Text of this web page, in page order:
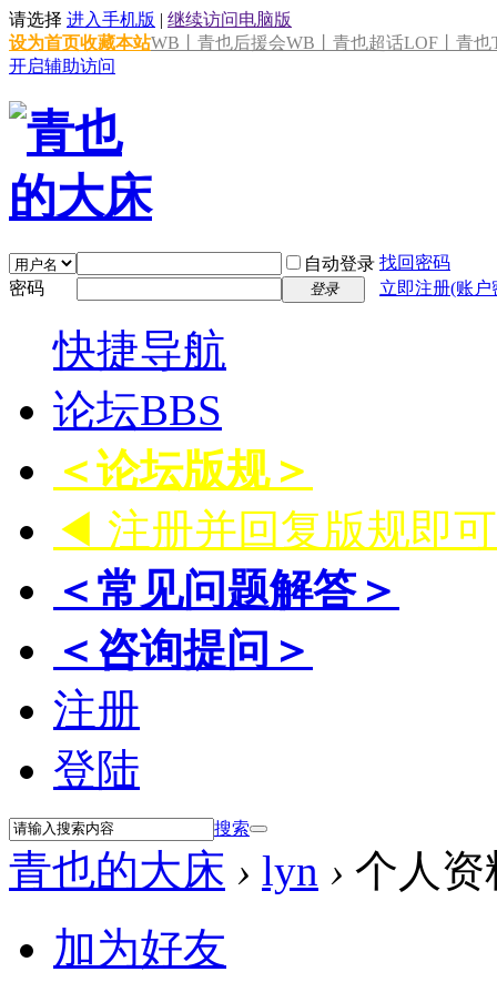
请选择 进入手机版 | 继续访问电脑版
设为首页收藏本站WB丨青也后援会WB丨青也超话LOF丨青也
开启辅助访问
自动登录 找回密码
密码
登录 立即注册(账
快捷导航
论坛BBS
＜论坛版规＞
◀ 注册并回复版规即
＜常见问题解答＞
＜咨询提问＞
注册
登陆
搜索
青也的大床 › lyn › 个人资
加为好友